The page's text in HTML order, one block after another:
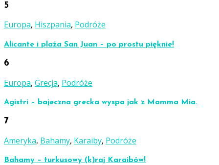
5
Europa, Hiszpania, Podróże
Alicante i plaża San Juan – po prostu pięknie!
6
Europa, Grecja, Podróże
Agistri – bajeczna grecka wyspa jak z Mamma Mia.
7
Ameryka, Bahamy, Karaiby, Podróże
Bahamy – turkusowy (k)raj Karaibów!